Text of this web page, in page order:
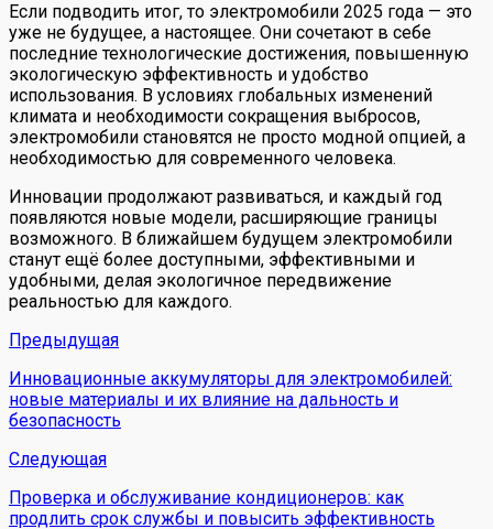
Если подводить итог, то электромобили 2025 года — это
уже не будущее, а настоящее. Они сочетают в себе
последние технологические достижения, повышенную
экологическую эффективность и удобство
использования. В условиях глобальных изменений
климата и необходимости сокращения выбросов,
электромобили становятся не просто модной опцией, а
необходимостью для современного человека.
Инновации продолжают развиваться, и каждый год
появляются новые модели, расширяющие границы
возможного. В ближайшем будущем электромобили
станут ещё более доступными, эффективными и
удобными, делая экологичное передвижение
реальностью для каждого.
Предыдущая
Инновационные аккумуляторы для электромобилей:
новые материалы и их влияние на дальность и
безопасность
Следующая
Проверка и обслуживание кондиционеров: как
продлить срок службы и повысить эффективность